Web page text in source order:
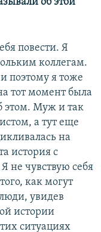
об этой
повести. Я
коллегам.
поэтому я тоже
тот момент была
этом. Муж и так
а тут еще
на
история с
не чувствую себя
как могут
увидев
истории
ситуациях